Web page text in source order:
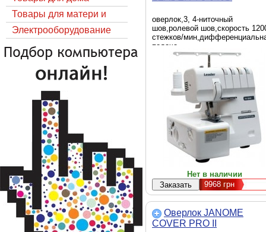
Товары для матери и
ребёнка
Электрооборудование
оверлок,3, 4-ниточный
шов,ролевой шов,скорость
стежков/
подача
Нет в наличии
9968 грн
Оверлок JANOME
COVER PRO II